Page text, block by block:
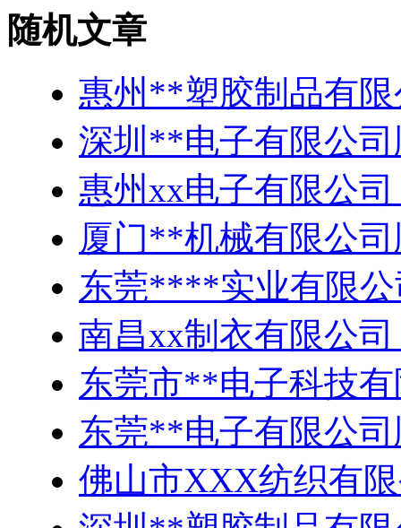
随机文章
惠州**塑胶制品有
深圳**电子有限公
惠州xx电子有限公
厦门**机械有限公
东莞****实业有限公
南昌xx制衣有限公
东莞市**电子科技
东莞**电子有限公
佛山市XXX纺织有